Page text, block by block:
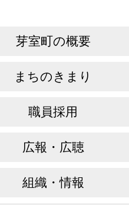
芽室町の概要
まちのきまり
職員採用
広報・広聴
組織・情報